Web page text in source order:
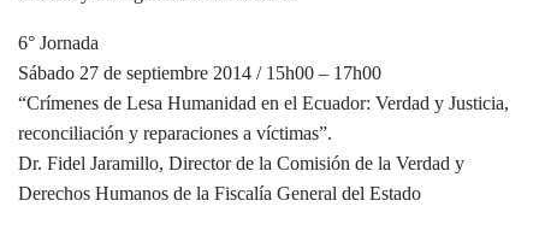
6° Jornada
Sábado 27 de septiembre 2014 / 15h00 – 17h00
“Crímenes de Lesa Humanidad en el Ecuador: Verdad y Justicia,
reconciliación y reparaciones a víctimas”.
Dr. Fidel Jaramillo, Director de la Comisión de la Verdad y
Derechos Humanos de la Fiscalía General del Estado